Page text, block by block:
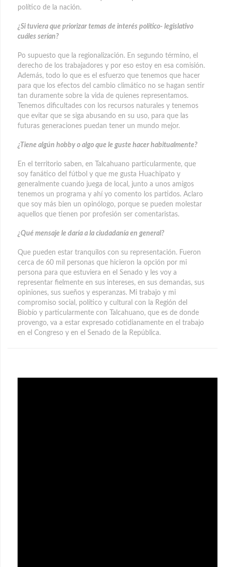
político de la nación.
¿Si tuviera que priorizar temas de interés político- legislativo
cuáles serían?
Po supuesto que la regionalización. En segundo término, el
derecho de los trabajadores y por eso estoy en esa comisión.
Además, todo lo que es el esfuerzo que tenemos que hacer
para que los efectos del cambio climático no se hagan sentir
tan duramente sobre la vida de quienes representamos.
Tenemos dificultades con los recursos naturales y tenemos
que evitar que se siga abusando en su uso, para que las
futuras generaciones puedan tener un mundo mejor.
¿Tiene algún hobby o algo que le guste hacer habitualmente?
En el territorio saben, en Talcahuano particularmente, que
soy fanático del fútbol y que me gusta Huachipato y
generalmente cuando juega de local, junto a unos amigos
tenemos un programa y ahí yo comento los partidos. Aclaro
que soy más bien un opinólogo, porque se pueden molestar
aquellos que tienen por profesión ser comentaristas.
¿Qué mensaje le daría a la ciudadanía en general?
Que pueden estar tranquilos con su representación. Fueron
cerca de 60 mil personas que hicieron la opción por mi
persona para que estuviera en el Senado y les voy a
representar fielmente en sus intereses, en sus demandas, sus
opiniones, sus sueños y esperanzas. Mi trabajo y mi
compromiso social, político y cultural con la Región del
Biobío y particularmente con Talcahuano, que es de donde
provengo, va a estar expresado cotidianamente en el trabajo
en el Congreso y en el Senado de la República.